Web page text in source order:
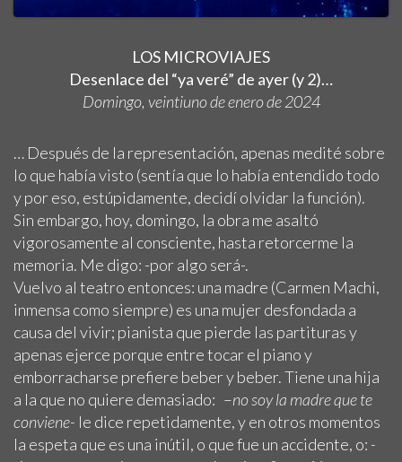
LOS MICROVIAJES
Desenlace del “ya veré” de ayer (y 2)…
Domingo, veintiuno de enero de 2024
… Después de la representación, apenas medité sobre
lo que había visto (sentía que lo había entendido todo
y por eso, estúpidamente, decidí olvidar la función).
Sin embargo, hoy, domingo, la obra me asaltó
vigorosamente al consciente, hasta retorcerme la
memoria. Me digo: -por algo será-.
Vuelvo al teatro entonces: una madre (Carmen Machi,
inmensa como siempre) es una mujer desfondada a
causa del vivir; pianista que pierde las partituras y
apenas ejerce porque entre tocar el piano y
emborracharse prefiere beber y beber. Tiene una hija
a la que no quiere demasiado: –no soy la madre que te
conviene- le dice repetidamente, y en otros momentos
la espeta que es una inútil, o que fue un accidente, o: -